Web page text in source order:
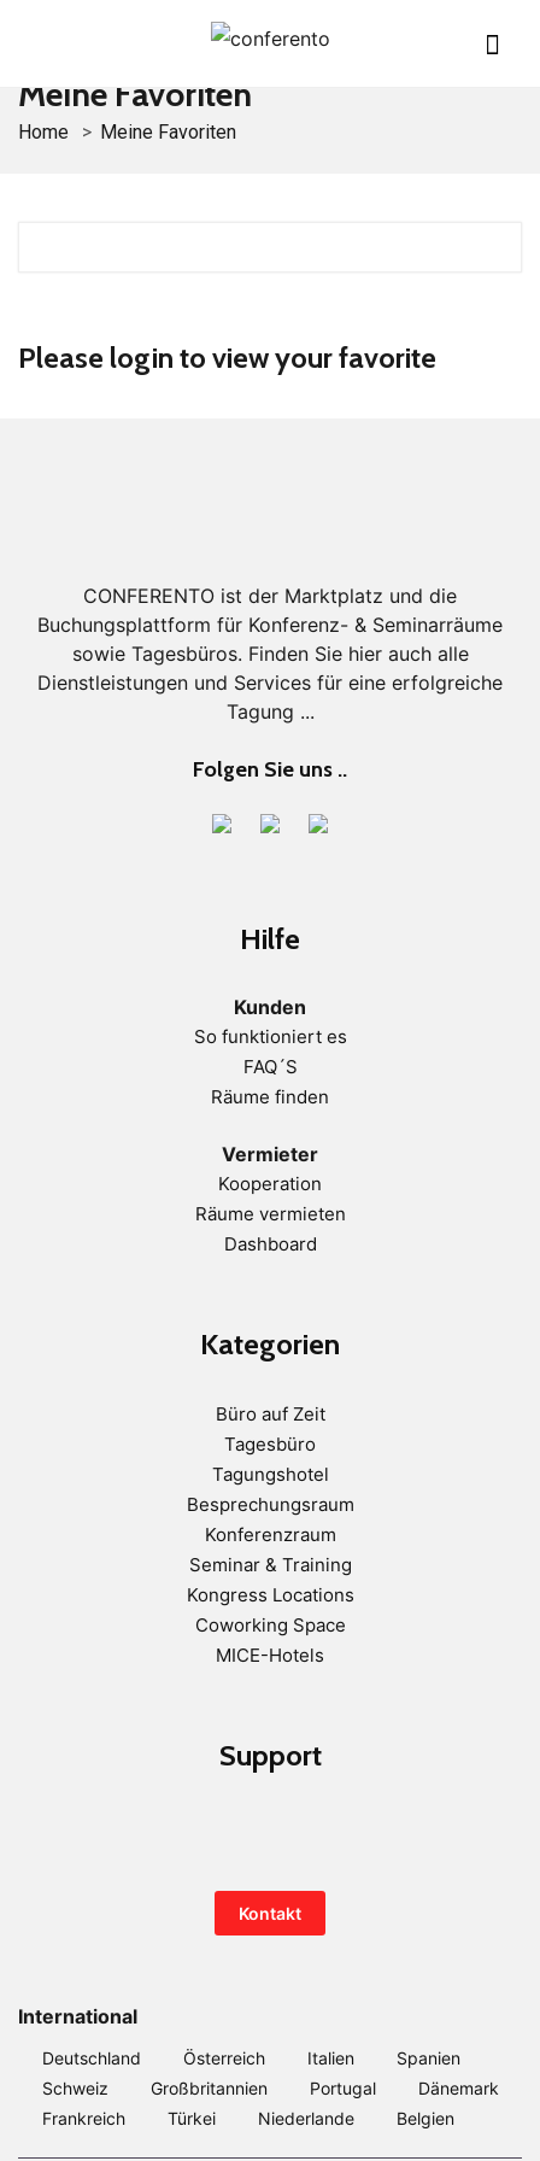
Meine Favoriten
Home Meine Favoriten
Please login to view your favorite
CONFERENTO ist der Marktplatz und die
Buchungsplattform für Konferenz- & Seminarräume
sowie Tagesbüros. Finden Sie hier auch alle
Dienstleistungen und Services für eine erfolgreiche
Tagung ...
Folgen Sie uns ..
Hilfe
Kunden
So funktioniert es
FAQ´S
Räume finden
Vermieter
Kooperation
Räume vermieten
Dashboard
Kategorien
Büro auf Zeit
Tagesbüro
Tagungshotel
Besprechungsraum
Konferenzraum
Seminar & Training
Kongress Locations
Coworking Space
MICE-Hotels
Support
Kontakt
International
Deutschland Österreich Italien
Spanien
Schweiz
Großbritannien Portugal
Dänemark
Frankreich
Türkei Niederlande Belgien